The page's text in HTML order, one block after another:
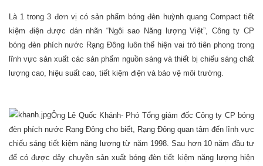
Là 1 trong 3 đơn vị có sản phẩm bóng đèn huỳnh quang Compact tiết
kiệm điện được dán nhãn “Ngôi sao Năng lượng Việt”, Công ty CP
bóng đèn phích nước Rạng Đông luôn thể hiện vai trò tiên phong trong
lĩnh vực sản xuất các sản phẩm nguồn sáng và thiết bị chiếu sáng chất
lượng cao, hiệu suất cao, tiết kiệm điện và bảo vệ môi trường.
Ông Lê Quốc Khánh- Phó Tổng giám đốc Công ty CP bóng
đèn phích nước Rạng Đông cho biết, Rạng Đông quan tâm đến lĩnh vực
chiếu sáng tiết kiệm năng lượng từ năm 1998. Sau hơn 10 năm đầu tư
để có được dây chuyền sản xuất bóng đèn tiết kiệm năng lượng hiện